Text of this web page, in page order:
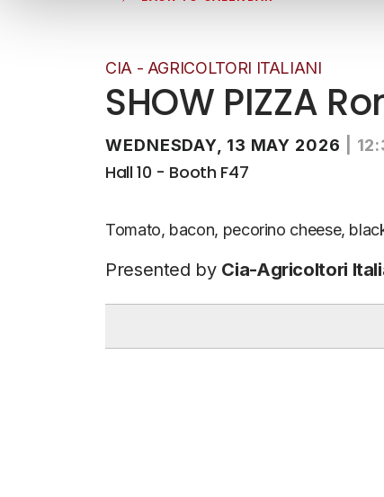
CIA - AGRICOLTORI ITALIANI
SHOW PIZZA
WEDNESDAY, 13 MAY 2026
Hall 10 - Booth F47
Tomato, bacon, pecorino cheese,
Presented by Cia-Agricoltori